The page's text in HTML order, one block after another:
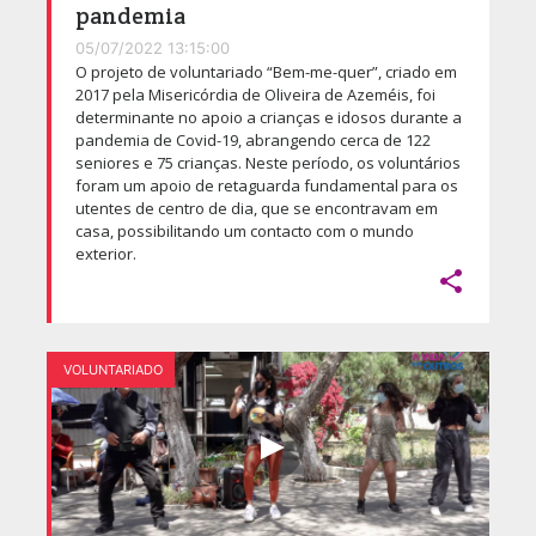
pandemia
05/07/2022 13:15:00
O projeto de voluntariado “Bem-me-quer”, criado em
2017 pela Misericórdia de Oliveira de Azeméis, foi
determinante no apoio a crianças e idosos durante a
pandemia de Covid-19, abrangendo cerca de 122
seniores e 75 crianças. Neste período, os voluntários
foram um apoio de retaguarda fundamental para os
utentes de centro de dia, que se encontravam em
casa, possibilitando um contacto com o mundo
exterior.

VOLUNTARIADO